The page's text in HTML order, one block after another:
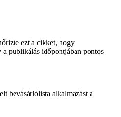
ezt a cikket, hogy
publikálás időpontjában pontos
bevásárlólista alkalmazást a